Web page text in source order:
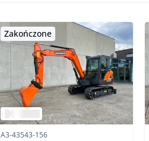
Zakończone
A3-43543-156